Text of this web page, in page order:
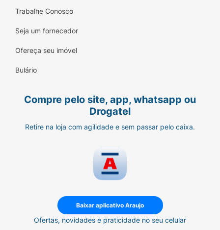
Trabalhe Conosco
Seja um fornecedor
Ofereça seu imóvel
Bulário
Compre pelo site, app, whatsapp ou
Drogatel
Retire na loja com agilidade e sem passar pelo caixa.
Baixar aplicativo Araujo
Ofertas, novidades e praticidade no seu celular